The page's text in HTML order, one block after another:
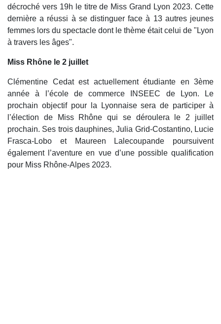
décroché vers 19h le titre de Miss Grand Lyon 2023. Cette
dernière a réussi à se distinguer face à 13 autres jeunes
femmes lors du spectacle dont le thème était celui de "Lyon
à travers les âges".
Miss Rhône le 2 juillet
Clémentine Cedat est actuellement étudiante en 3ème
année à l’école de commerce INSEEC de Lyon. Le
prochain objectif pour la Lyonnaise sera de participer à
l’élection de Miss Rhône qui se déroulera le 2 juillet
prochain. Ses trois dauphines, Julia Grid-Costantino, Lucie
Frasca-Lobo et Maureen Lalecoupande poursuivent
également l’aventure en vue d’une possible qualification
pour Miss Rhône-Alpes 2023.